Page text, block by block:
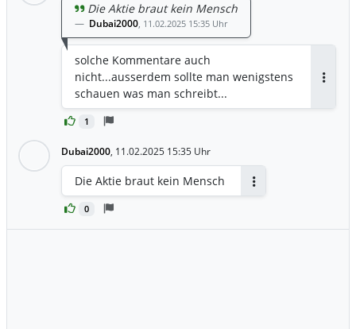
1
Die Aktie braut kein Mensch
Dubai2000, 11.02.2025 15:35 Uhr
solche Kommentare auch
nicht...ausserdem sollte man wenigstens
schauen was man schreibt...
Dubai2000, 11.02.2025 15:35 Uhr
0
Die Aktie braut kein Mensch